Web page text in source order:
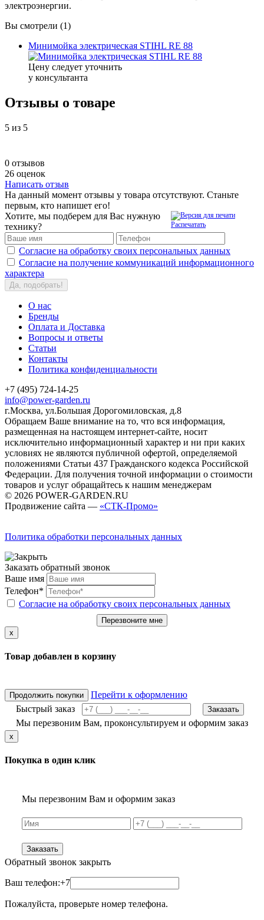
электроэнергии.
Вы смотрели (1)
Минимойка электрическая STIHL RE 88
Цену следует уточнить
у консультанта
Отзывы о товаре
5 из 5
0 отзывов
26 оценок
Написать отзыв
На данный момент отзывы у товара отсутствуют. Станьте
первым, кто напишет его!
Распечатать
Хотите, мы подберем для Вас нужную
технику?
Согласие на обработку своих персональных данных
Согласие на получение коммуникаций информационного
характера
Да, подобрать!
О нас
Бренды
Оплата и Доставка
Вопросы и ответы
Статьи
Контакты
Политика конфиденциальности
+7 (495) 724-14-25
info@power-garden.ru
г.Москва, ул.Большая Дорогомиловская, д.8
Обращаем Ваше внимание на то, что вся информация,
размещенная на настоящем интернет-сайте, носит
исключительно информационный характер и ни при каких
условиях не являются публичной офертой, определяемой
положениями Статьи 437 Гражданского кодекса Российской
Федерации. Для получения точной информации о стоимости
товаров и услуг обращайтесь к нашим менеджерам
© 2026 POWER-GARDEN.RU
Продвижение сайта — «СТК-Промо»
Политика обработки персональных данных
Заказать обратный звонок
Ваше имя
Телефон*
Согласие на обработку своих персональных данных
Перезвоните мне
x
Товар добавлен в корзину
Продолжить покупки
Перейти к оформлению
Быстрый заказ
Заказать
Мы перезвоним Вам, проконсультируем и оформим заказ
x
Покупка в один клик
Мы перезвоним Вам и оформим заказ
Заказать
Обратный звонок закрыть
Ваш телефон:+7
Пожалуйста, проверьте номер телефона.